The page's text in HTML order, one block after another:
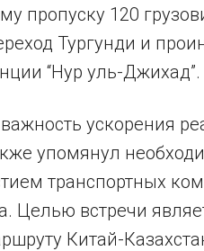
пропуску 120
Тургунди и
“Нур уль-Джихад”.
ускорения
упомянул
транспортных
Целью встречи
Китай-